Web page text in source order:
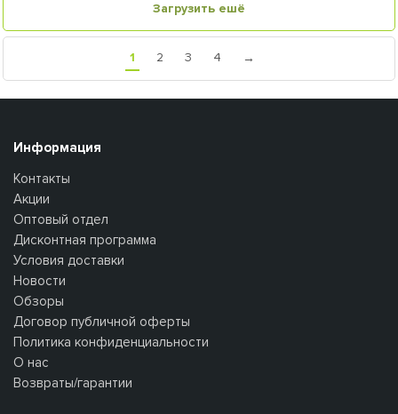
Загрузить ешё
1 2 3 4 →
Информация
Контакты
Акции
Оптовый отдел
Дисконтная программа
Условия доставки
Новости
Обзоры
Договор публичной оферты
Политика конфиденциальности
О нас
Возвраты/гарантии